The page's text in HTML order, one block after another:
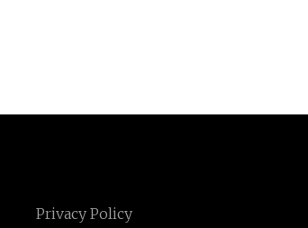
Privacy Policy